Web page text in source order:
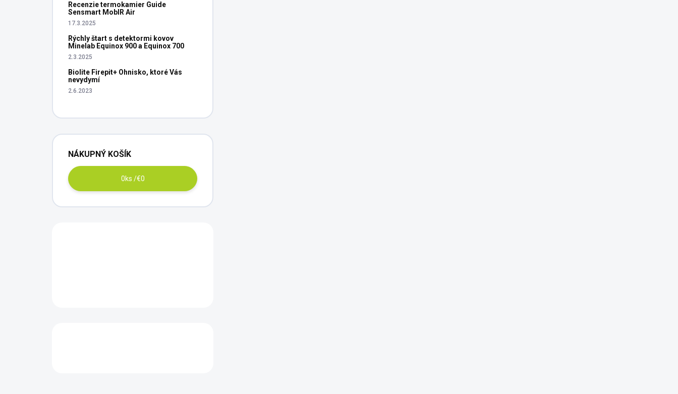
Recenzie termokamier Guide
Sensmart MobIR Air
17.3.2025
Rýchly štart s detektormi kovov
Minelab Equinox 900 a Equinox 700
2.3.2025
Biolite Firepit+ Ohnisko, ktoré Vás
nevydymí
2.6.2023
NÁKUPNÝ KOŠÍK
0ks /€0